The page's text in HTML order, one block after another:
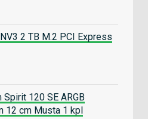
2 TB M.2 PCI Express
120 SE ARGB
12 cm Musta 1 kpl